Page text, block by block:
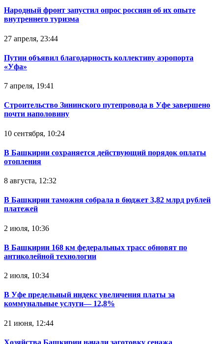
Народный фронт запустил опрос россиян об их опыте
внутреннего туризма
27 апреля, 23:44
Путин объявил благодарность коллективу аэропорта
«Уфа»
7 апреля, 19:41
Строительство Зининского путепровода в Уфе завершено
почти наполовину
10 сентября, 10:24
В Башкирии сохраняется действующий порядок оплаты
отопления
8 августа, 12:32
В Башкирии таможня собрала в бюджет 3,82 млрд рублей
платежей
2 июля, 10:36
В Башкирии 168 км федеральных трасс обновят по
антиколейной технологии
2 июля, 10:34
В Уфе предельный индекс увеличения платы за
коммунальные услуги— 12,8%
21 июня, 12:44
Хозяйства Башкирии начали заготовку сенажа